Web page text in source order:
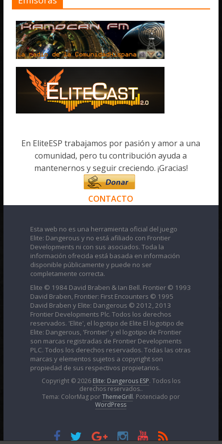
En EliteESP trabajamos por pasión y amor a una
comunidad, pero tu contribución ayuda a
mantenernos y seguir creciendo. ¡Gracias!
CONTACTO
Esta web no es una herramienta oficial del juego
Elite: Dangerous y no está afiliado con Frontier
Developments ni con sus asociados. Toda la
información ofrecida está basada en información
disponible públicamente y puede no ser
completamente correcta.
Elite © 1984 David Braben & Ian Bell. Frontier © 1993
David Braben, Frontier: First Encounters © 1995
David Braben y Elite: Dangerous © 2012, 2013
Frontier Developments Plc. Todos los derechos
reservados. 'Elite', el logotipo de Elite El logotipo de
Elite: Dangerous, 'Frontier' y el logotipo de Frontier
son marcas registradas de Frontier Developments
PLC. Todos los derechos reservados. Todas las otras
marcas y elementos sujetos a copyright son
propiedad de sus respectivos propietarios.
Copyright © 2026 Elite: Dangerous ESP . Todos los
derechos reservados..
Tema: ColorMag porThemeGrill . Potenciado por
WordPress